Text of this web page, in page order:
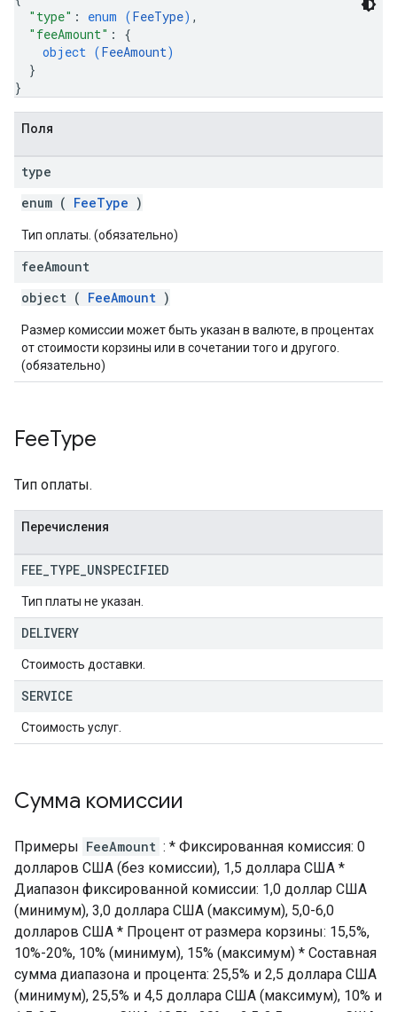
"type" : enum (FeeType) ,
"feeAmount" : {
object (FeeAmount)
}
}
Поля
type
enum ( FeeType )
Тип оплаты. (обязательно)
feeAmount
object ( FeeAmount )
Размер комиссии может быть указан в валюте, в процентах
от стоимости корзины или в сочетании того и другого.
(обязательно)
FeeType
Тип оплаты.
Перечисления
FEE TYPE UNSPECIFIED
Тип платы не указан.
DELIVERY
Стоимость доставки.
SERVICE
Стоимость услуг.
Сумма комиссии
Примеры FeeAmount : * Фиксированная комиссия: 0
долларов США (без комиссии), 1,5 доллара США *
Диапазон фиксированной комиссии: 1,0 доллар США
(минимум), 3,0 доллара США (максимум), 5,0-6,0
долларов США * Процент от размера корзины: 15,5%,
10%-20%, 10% (минимум), 15% (максимум) * Составная
сумма диапазона и процента: 25,5% и 2,5 доллара США
(минимум), 25,5% и 4,5 доллара США (максимум), 10% и